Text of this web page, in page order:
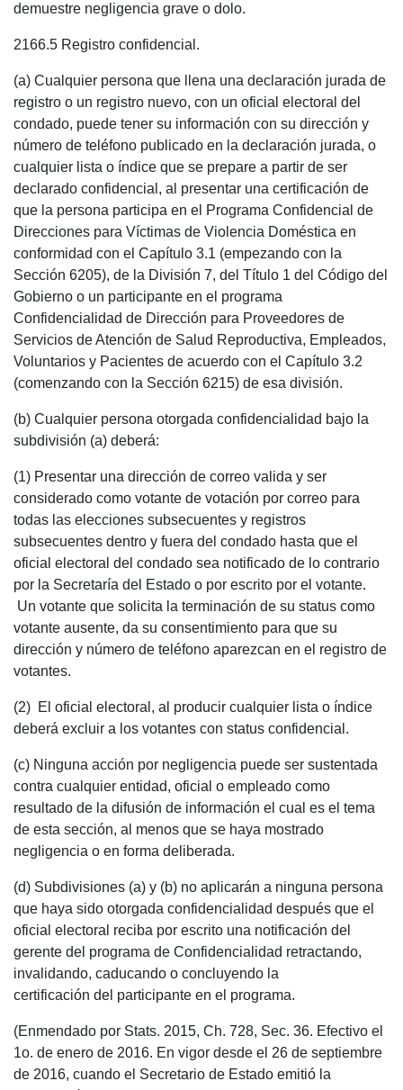
demuestre negligencia grave o dolo.
2166.5 Registro confidencial.
(a) Cualquier persona que llena una declaración jurada de
registro o un registro nuevo, con un oficial electoral del
condado, puede tener su información con su dirección y
número de teléfono publicado en la declaración jurada, o
cualquier lista o índice que se prepare a partir de ser
declarado confidencial, al presentar una certificación de
que la persona participa en el Programa Confidencial de
Direcciones para Víctimas de Violencia Doméstica en
conformidad con el Capítulo 3.1 (empezando con la
Sección 6205), de la División 7, del Título 1 del Código del
Gobierno o un participante en el programa
Confidencialidad de Dirección para Proveedores de
Servicios de Atención de Salud Reproductiva, Empleados,
Voluntarios y Pacientes de acuerdo con el Capítulo 3.2
(comenzando con la Sección 6215) de esa división.
(b) Cualquier persona otorgada confidencialidad bajo la
subdivisión (a) deberá:
(1) Presentar una dirección de correo valida y ser
considerado como votante de votación por correo para
todas las elecciones subsecuentes y registros
subsecuentes dentro y fuera del condado hasta que el
oficial electoral del condado sea notificado de lo contrario
por la Secretaría del Estado o por escrito por el votante.
Un votante que solicita la terminación de su status como
votante ausente, da su consentimiento para que su
dirección y número de teléfono aparezcan en el registro de
votantes.
(2) El oficial electoral, al producir cualquier lista o índice
deberá excluir a los votantes con status confidencial.
(c) Ninguna acción por negligencia puede ser sustentada
contra cualquier entidad, oficial o empleado como
resultado de la difusión de información el cual es el tema
de esta sección, al menos que se haya mostrado
negligencia o en forma deliberada.
(d) Subdivisiones (a) y (b) no aplicarán a ninguna persona
que haya sido otorgada confidencialidad después que el
oficial electoral reciba por escrito una notificación del
gerente del programa de Confidencialidad retractando,
invalidando, caducando o concluyendo la
certificación del participante en el programa.
(Enmendado por Stats. 2015, Ch. 728, Sec. 36. Efectivo el
1o. de enero de 2016. En vigor desde el 26 de septiembre
de 2016, cuando el Secretario de Estado emitió la